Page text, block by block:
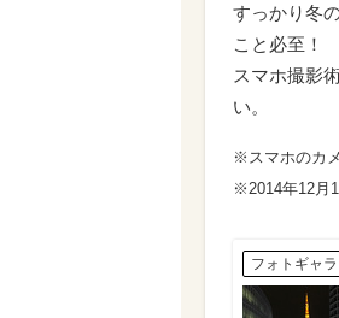
すっかり冬
こと必至！
スマホ撮影
い。
※スマホのカ
※2014年12月
フォトギャ